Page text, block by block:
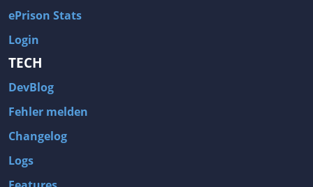
ePrison Stats
Login
TECH
DevBlog
Fehler melden
Changelog
Logs